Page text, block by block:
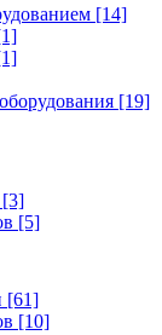
[14]
[19]
[3]
[5]
[61]
[10]